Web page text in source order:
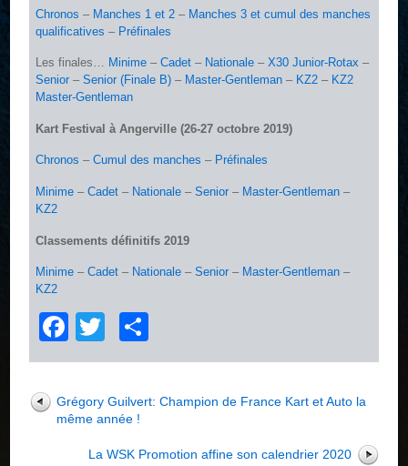
Chronos – Manches 1 et 2 – Manches 3 et cumul des manches
qualificatives – Préfinales
Les finales… Minime –Cadet – Nationale –X30 Junior-Rotax –
Senior –Senior (Finale B) – Master-Gentleman – KZ2 – KZ2
Master-Gentleman
Kart Festival à Angerville (26-27 octobre 2019)
Chronos –Cumul des manches – Préfinales
Minime –Cadet – Nationale –Senior – Master-Gentleman –
KZ2
Classements définitifs 2019
Minime –Cadet – Nationale –Senior – Master-Gentleman –
KZ2
Facebook
Twitter
Grégory Guilvert: Champion de France Kart et Auto la
même année !
La WSK Promotion affine son calendrier 2020